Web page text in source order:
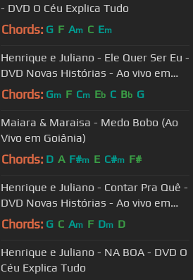
- DVD O Céu Explica Tudo
Chords: G F Am C Em
Henrique e Juliano - Ele Quer Ser Eu -
DVD Novas Histórias - Ao vivo em
Recife
Chords: Gm F Cm Eb C Bb G
Maiara & Maraisa - Medo Bobo (Ao
Vivo em Goiânia)
Chords: D A F#m E C#m F#
Henrique e Juliano - Contar Pra Quê -
DVD Novas Histórias - Ao vivo em
Recife
Chords: G C Am F Dm D
Henrique e Juliano - NA BOA - DVD O
Céu Explica Tudo